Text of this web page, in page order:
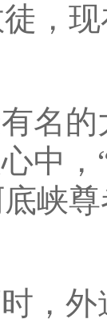
，
名
中
峡
，